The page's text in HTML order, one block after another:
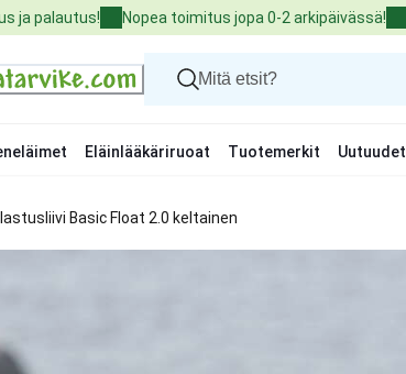
ja palautus! Nopea toimitus jopa 0-2 arkipäivässä!
Eläinlääkäriruoat Tuotemerkit Uutuudet
Basic Float 2.0 keltainen